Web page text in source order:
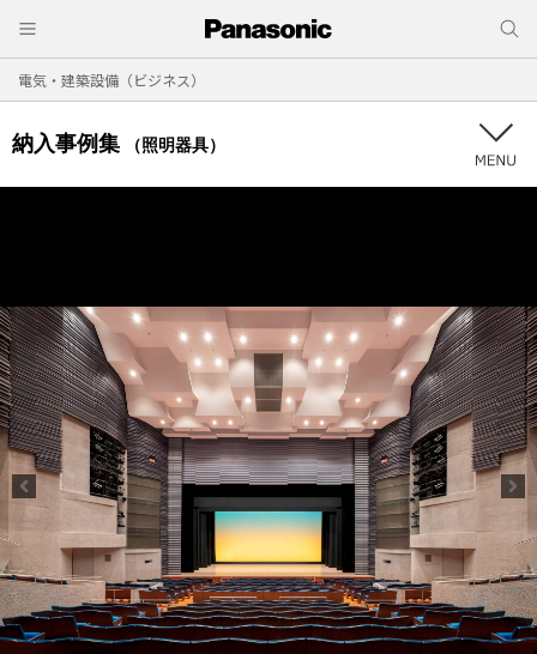
電気・建築設備（ビジネス）
納入事例集 （照明器具）